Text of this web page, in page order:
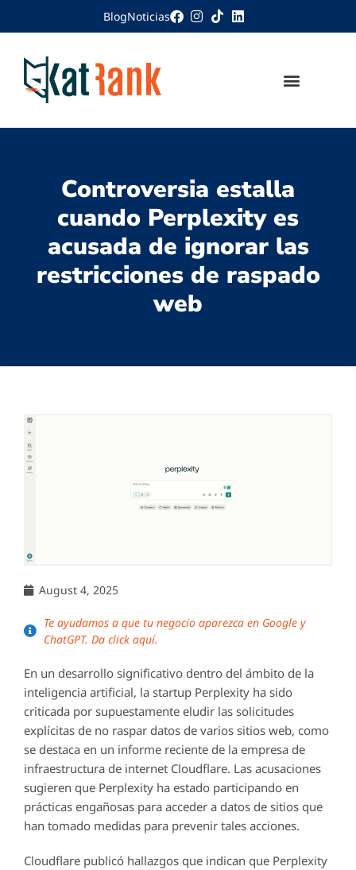
BlogNoticias
Controversia estalla
cuando Perplexity es
acusada de ignorar las
restricciones de raspado
web
August 4, 2025
Te ayudamos a que tu negocio aparezca en Google y
ChatGPT. Da click aquí.
En un desarrollo significativo dentro del ámbito de la
inteligencia artificial, la startup Perplexity ha sido
criticada por supuestamente eludir las solicitudes
explícitas de no raspar datos de varios sitios web, como
se destaca en un informe reciente de la empresa de
infraestructura de internet Cloudflare. Las acusaciones
sugieren que Perplexity ha estado participando en
prácticas engañosas para acceder a datos de sitios que
han tomado medidas para prevenir tales acciones.
Cloudflare publicó hallazgos que indican que Perplexity